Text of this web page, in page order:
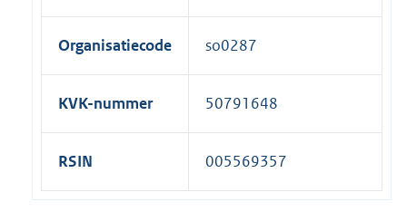
Organisatiecode so0287
KVK-nummer 50791648
RSIN 005569357